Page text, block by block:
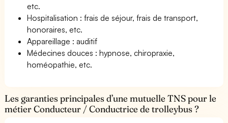
etc.
Hospitalisation : frais de séjour, frais de transport,
honoraires, etc.
Appareillage : auditif
Médecines douces : hypnose, chiropraxie,
homéopathie, etc.
Les garanties principales d’une mutuelle TNS pour le
métier Conducteur / Conductrice de trolleybus ?